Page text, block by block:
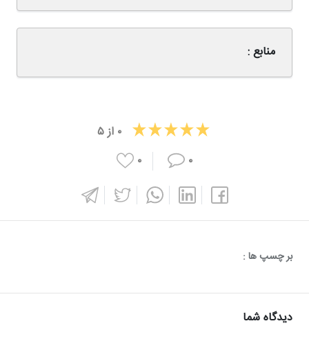
منابع :
۰ از۵
۰
۰
بر چسپ ها :
دیدگاه شما